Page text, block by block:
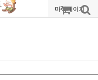
주문조회 마이페이지